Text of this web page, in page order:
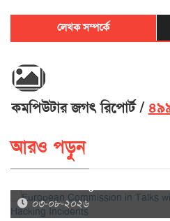
লেখক সম্পর্কে
কমপিউটার জগৎ রিপোর্ট
আরও পড়ুন
European Commission in Talks
০৩-০৮-২০২৬